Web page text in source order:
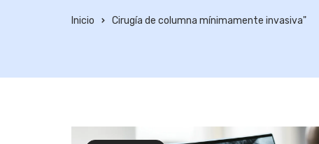
Inicio Cirugía de columna mínimamente invasiva"